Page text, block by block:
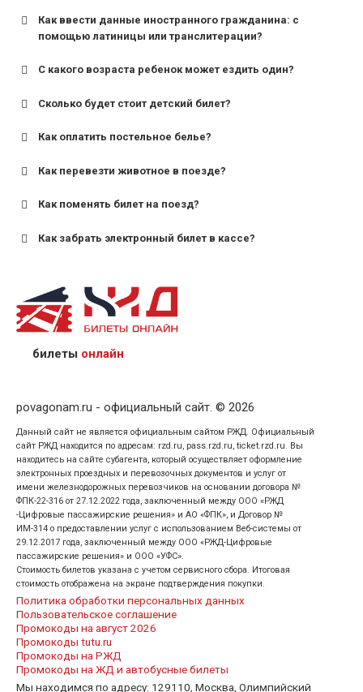
Как ввести данные иностранного гражданина: с
помощью латиницы или транслитерации?
С какого возраста ребенок может ездить один?
для поездов дальнего следования — от 10 лет и
для пригородных поездов — от 7 лет.
Сколько будет стоит детский билет?
Как оплатить постельное белье?
Как перевезти животное в поезде?
Как поменять билет на поезд?
Как забрать электронный билет в кассе?
назвав кассиру 14-значный номер заказа;
предъявив удостоверение личности пассажира, на
кого оформлен билет.
билеты онлайн
povagonam.ru - официальный сайт. © 2026
Данный сайт не является официальным сайтом РЖД. Официальный
сайт РЖД находится по адресам: rzd.ru, pass.rzd.ru, ticket.rzd.ru. Вы
находитесь на сайте субагента, который осуществляет оформление
электронных проездных и перевозочных документов и услуг от
имени железнодорожных перевозчиков на основании договора №
ФПК-22-316 от 27.12.2022 года, заключенный между ООО «РЖД
-Цифровые пассажирские решения» и АО «ФПК», и Договор №
ИМ-314 о предоставлении услуг с использованием Веб-системы от
29.12.2017 года, заключенный между ООО «РЖД-Цифровые
пассажирские решения» и ООО «УФС».
Стоимость билетов указана с учетом сервисного сбора. Итоговая
стоимость отображена на экране подтверждения покупки.
Политика обработки персональных данных
Пользовательское соглашение
Промокоды на август 2026
Промокоды tutu.ru
Промокоды на РЖД
Промокоды на ЖД и автобусные билеты
Мы находимся по адресу: 129110, Москва, Олимпийский